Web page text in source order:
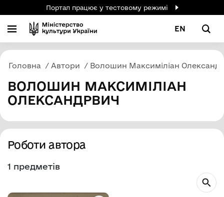
Портал працює у тестовому режимі
EN
Головна Автори Волошин Максиміліан
ВОЛОШИН МАКСИМІЛІАН
ОЛЕКСАНДРВИЧ
Роботи автора
1 предметів